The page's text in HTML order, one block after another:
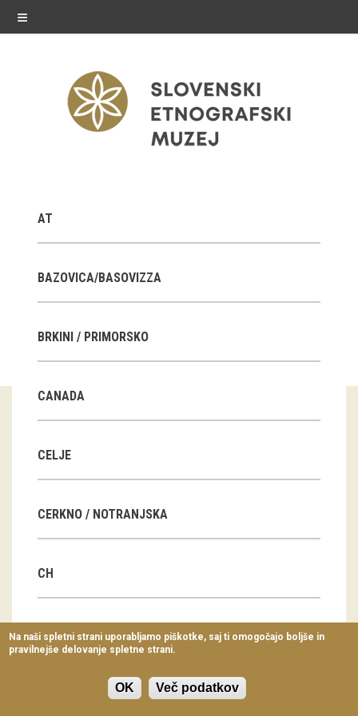
≡
Stalne razstave
Občasne razstave
E-razstave
Arhiv razstav
dogodki
Predavanja
Delavnice
Vodeni ogledi
AT
BAZOVICA/BASOVIZZA
BRKINI / PRIMORSKO
CANADA
CELJE
CERKNO / NOTRANJSKA
CH
CN
Na naši spletni strani uporabljamo piškotke, saj ti omogočajo boljše in
pravilnejše delovanje spletne strani.
OK Več podatkov